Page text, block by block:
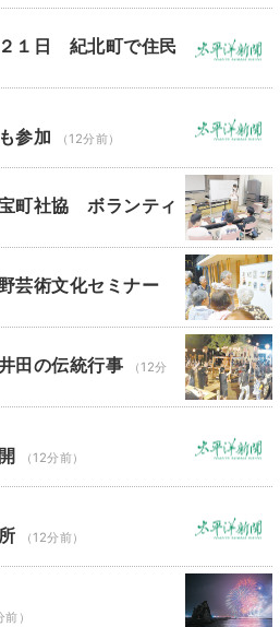
１日 紀北町で住民
参加 （12分前）
町社協 ボランティ
芸術文化セミナー
田の伝統行事
（12分
（12分前）
（12分前）
前）